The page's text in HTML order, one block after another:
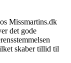
Missmartins.dk
det gode
skaber tillid til